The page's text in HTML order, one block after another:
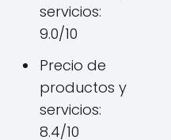
servicios:
9.0/10
Precio de
productos y
servicios:
8.4/10